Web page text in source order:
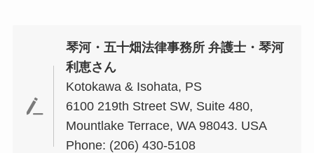
琴河・五十畑法律事務所 弁護士・琴河
利恵さん
Kotokawa & Isohata, PS
6100 219th Street SW, Suite 480,
Mountlake Terrace, WA 98043. USA
Phone: (206) 430-5108